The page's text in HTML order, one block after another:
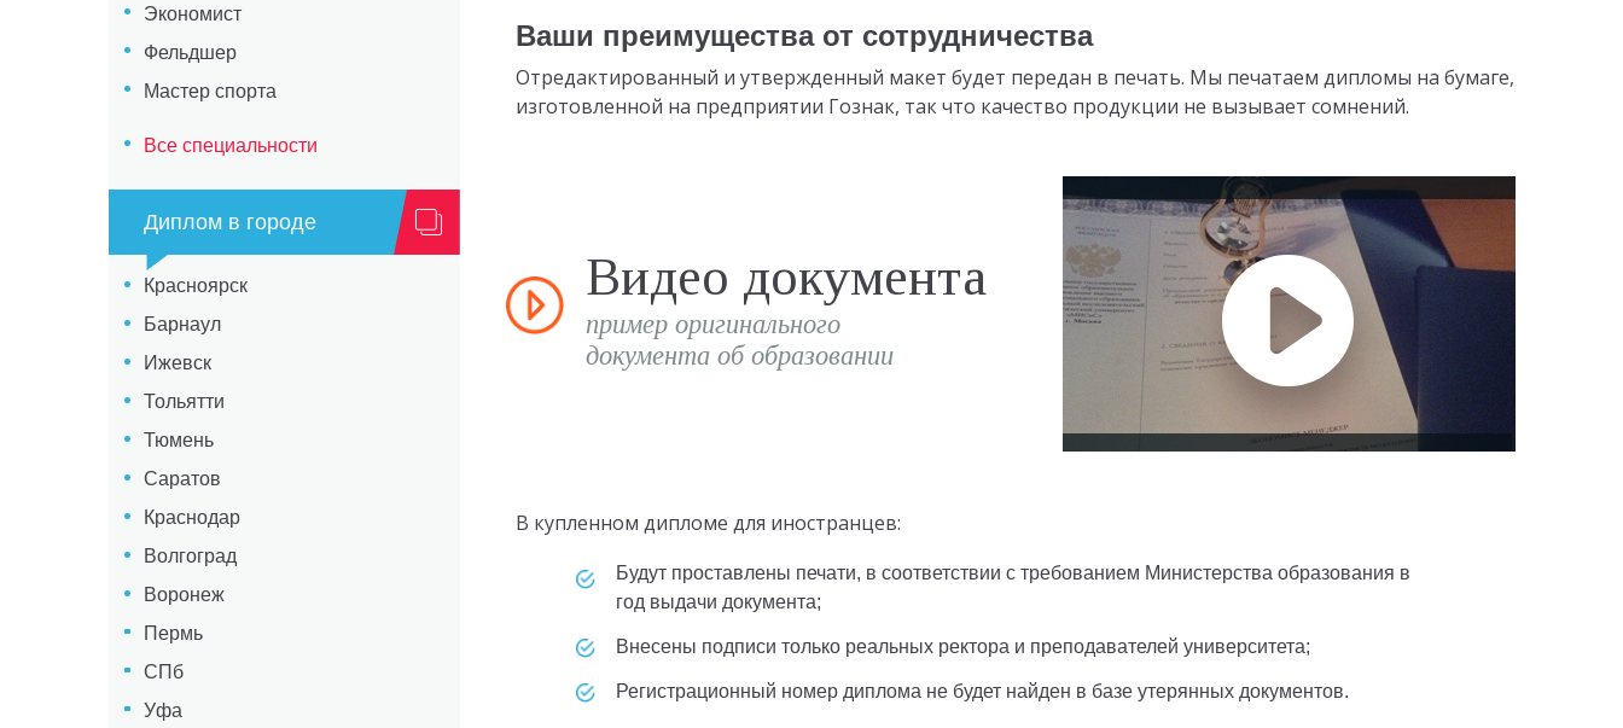
Экономист
Фельдшер
Мастер спорта
Все специальности
Диплом в городе
Красноярск
Барнаул
Ижевск
Тольятти
Тюмень
Саратов
Краснодар
Волгоград
Воронеж
Пермь
СПб
Уфа
Ваши преимущества от сотрудничества
Отредактированный и утвержденный макет будет передан в печать. Мы печатаем дипломы на бумаге,
изготовленной на предприятии Гознак, так что качество продукции не вызывает сомнений.
Видео документа
пример оригинального
документа об образовании
В купленном дипломе для иностранцев:
Будут проставлены печати, в соответствии с требованием Министерства образования в
год выдачи документа;
Внесены подписи только реальных ректора и преподавателей университета;
Регистрационный номер диплома не будет найден в базе утерянных документов.